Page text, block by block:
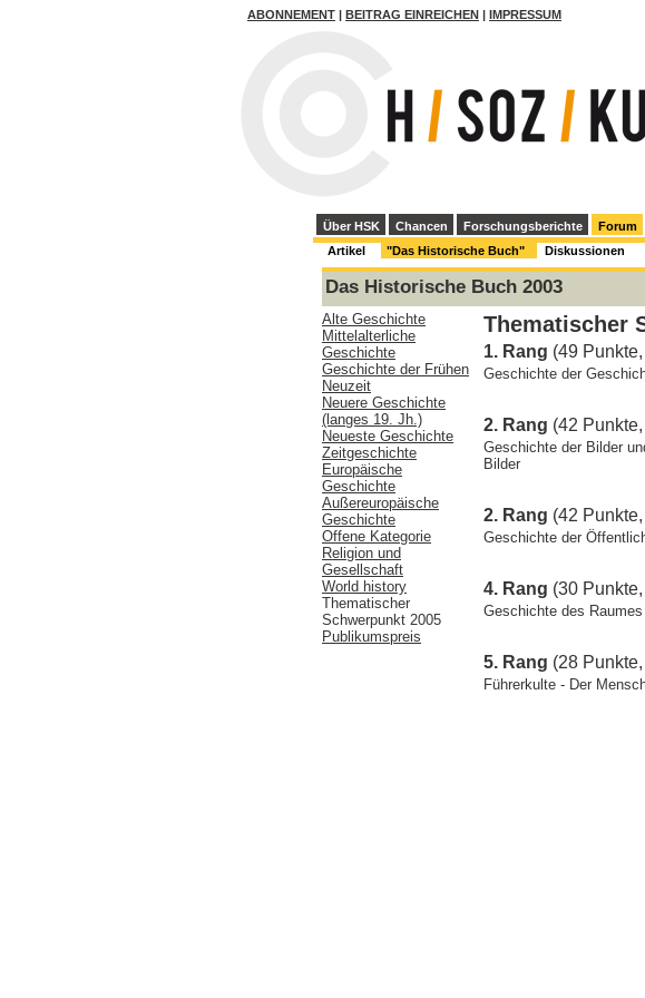
ABONNEMENT BEITRAG EINREICHEN IMPRESSUM
Über HSK Chancen Forschungsberichte Forum
Artikel
"Das Historische Buch" Diskussionen
Das Historische Buch 2003
Alte Geschichte
Mittelalterliche
Geschichte
Geschichte der Frühen
Neuzeit
Neuere Geschichte
(langes 19. Jh.)
Neueste Geschichte
Zeitgeschichte
Europäische
Geschichte
Außereuropäische
Geschichte
Offene Kategorie
Religion und
Gesellschaft
World history
Thematischer
Schwerpunkt 2005
Publikumspreis
Thematischer
1. Rang (49
Geschichte der
2. Rang (42
Geschichte der Bilder
Bilder
2. Rang (42
Geschichte der
4. Rang (30
Geschichte des Raumes
5. Rang (28
Führerkulte - Der